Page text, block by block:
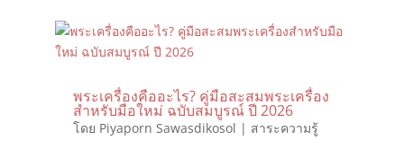
พระเครื่องคืออะไร? คู่มือสะสมพระเครื่อง
สำหรับมือใหม่ ฉบับสมบูรณ์ ปี 2026
โดย Piyaporn Sawasdikosol | สาระความรู้